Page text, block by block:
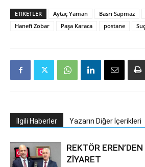
ETIKETLER Aytaç Yaman Basri Sapmaz
Hanefi Zobar
Paşa Karaca postane
İlgili Haberler Yazarın Diğer İçerikleri
REKTÖR EREN’DEN
ZİYARET